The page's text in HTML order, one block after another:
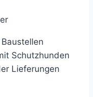
Schutzhunden
Lieferungen